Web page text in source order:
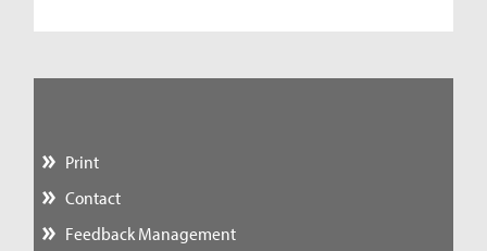
Print
Contact
Feedback Management